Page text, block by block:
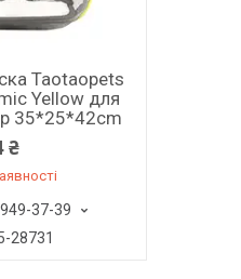
Taotaopets
Yellow для
35*25*42cm
₴
37-39
28731